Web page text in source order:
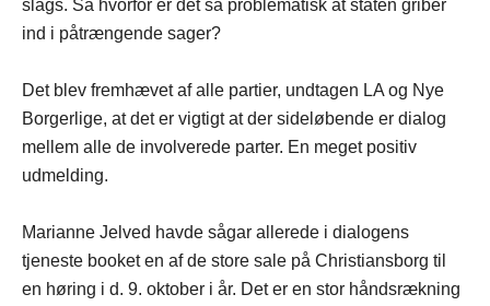
slags. Så hvorfor er det så problematisk at staten griber
ind i påtrængende sager?
Det blev fremhævet af alle partier, undtagen LA og Nye
Borgerlige, at det er vigtigt at der sideløbende er dialog
mellem alle de involverede parter. En meget positiv
udmelding.
Marianne Jelved havde sågar allerede i dialogens
tjeneste booket en af de store sale på Christiansborg til
en høring i d. 9. oktober i år. Det er en stor håndsrækning